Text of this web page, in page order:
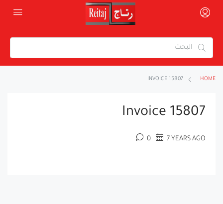
HOME
INVOICE 15807
Invoice 15807
7 YEARS AGO
0